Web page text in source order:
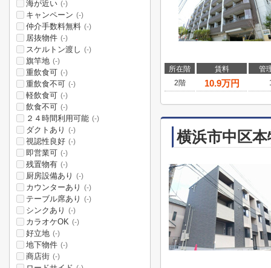
所在階 賃料
管
2階
10.9万円
横浜市中区
海が近い (-)
キャンペーン (-)
仲介手数料無料 (-)
居抜物件 (-)
スケルトン渡し (-)
旗竿地 (-)
重飲食可 (-)
重飲食不可 (-)
軽飲食可 (-)
飲食不可 (-)
２４時間利用可能 (-)
ダクトあり (-)
視認性良好 (-)
即営業可 (-)
残置物有 (-)
厨房設備あり (-)
カウンターあり (-)
テーブル席あり (-)
シンクあり (-)
カラオケOK (-)
好立地 (-)
地下物件 (-)
商店街 (-)